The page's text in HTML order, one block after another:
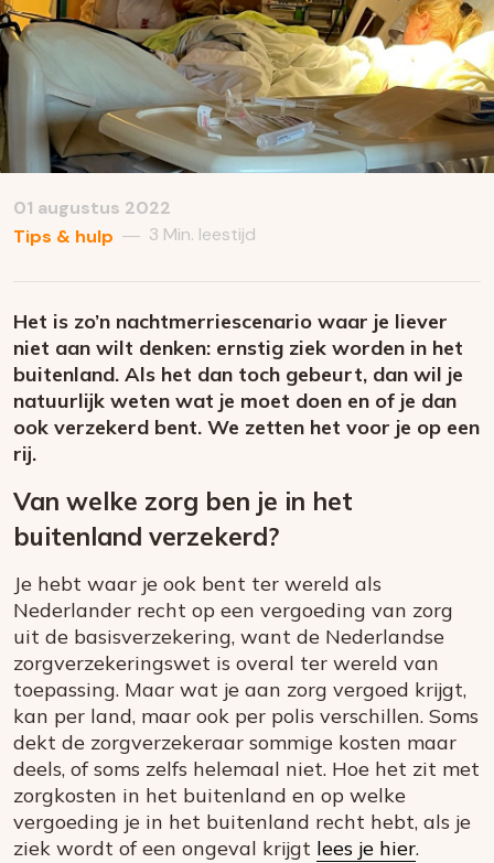
01 augustus 2022
Tips & hulp — 3 Min. leestijd
Het is zo’n nachtmerriescenario waar je liever
niet aan wilt denken: ernstig ziek worden in het
buitenland. Als het dan toch gebeurt, dan wil je
natuurlijk weten wat je moet doen en of je dan
ook verzekerd bent. We zetten het voor je op een
rij.
Van welke zorg ben je in het
buitenland verzekerd?
Je hebt waar je ook bent ter wereld als
Nederlander recht op een vergoeding van zorg
uit de basisverzekering, want de Nederlandse
zorgverzekeringswet is overal ter wereld van
toepassing. Maar wat je aan zorg vergoed krijgt,
kan per land, maar ook per polis verschillen. Soms
dekt de zorgverzekeraar sommige kosten maar
deels, of soms zelfs helemaal niet. Hoe het zit met
zorgkosten in het buitenland en op welke
vergoeding je in het buitenland recht hebt, als je
ziek wordt of een ongeval krijgt lees je hier.